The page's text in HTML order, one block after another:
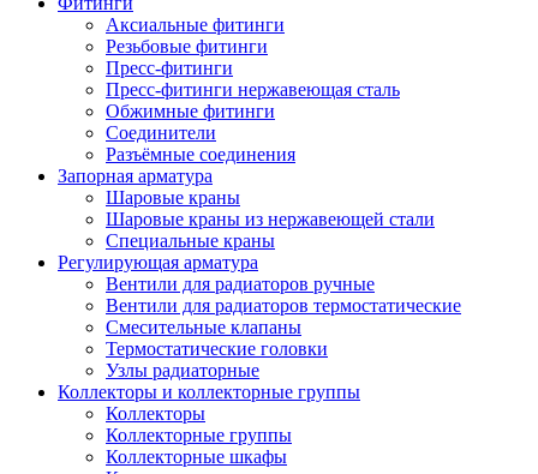
Аксиальные фитинги
Резьбовые фитинги
Пресс-фитинги
Пресс-фитинги нержавеющая сталь
Обжимные фитинги
Соединители
Разъёмные соединения
Запорная арматура
Шаровые краны
Шаровые краны из нержавеющей стали
Специальные краны
Регулирующая арматура
Вентили для радиаторов ручные
Вентили для радиаторов термостатические
Смесительные клапаны
Термостатические головки
Узлы радиаторные
Коллекторы и коллекторные группы
Коллекторы
Коллекторные группы
Коллекторные шкафы